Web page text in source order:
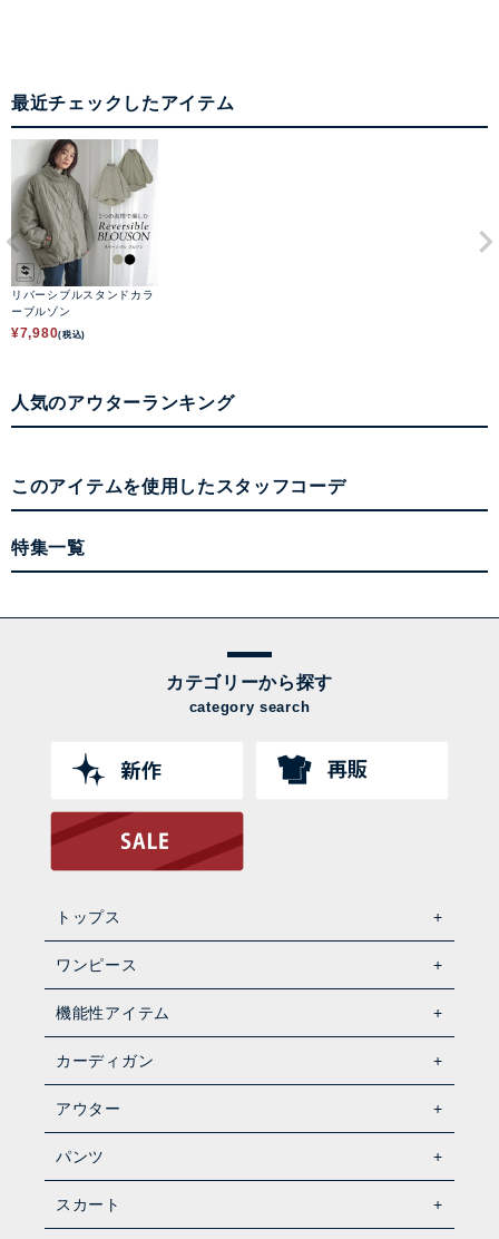
最近チェックしたアイテム
リバーシブルスタンドカラ
ーブルゾン
¥7,980(税込)
人気のアウターランキング
このアイテムを使用したスタッフコーデ
特集一覧
カテゴリーから探す
category search
トップス
ワンピース
機能性アイテム
カーディガン
アウター
パンツ
スカート